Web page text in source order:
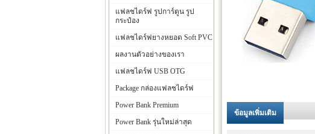
ข้อมูลเพิ่มเติม
แฟลชไดร์ฟ รูปการ์ตูน รูป
กระป๋อง
แฟลชไดร์ฟยางหยอด Soft PVC
ผลงานตัวอย่างของเรา
แฟลชไดร์ฟ USB OTG
Package กล่องแฟลชไดร์ฟ
Power Bank Premium
Power Bank รุ่นใหม่ล่าสุด